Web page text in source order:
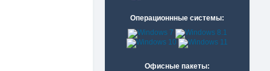
Операционнные системы:
Офисные пакеты: